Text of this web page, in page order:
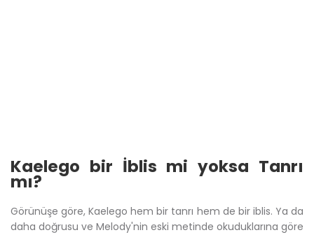
Kaelego bir İblis mi yoksa Tanrı
mı?
Görünüşe göre, Kaelego hem bir tanrı hem de bir iblis. Ya da
daha doğrusu ve Melody'nin eski metinde okuduklarına göre